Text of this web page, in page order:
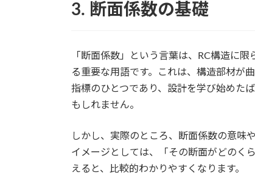
3. 断面係数の基礎
「断面係数」という言葉は、RC構造に
る重要な用語です。これは、構造部材が
指標のひとつであり、設計を学び始めた
もしれません。
しかし、実際のところ、断面係数の意味
イメージとしては、「その断面がどのく
えると、比較的わかりやすくなります。